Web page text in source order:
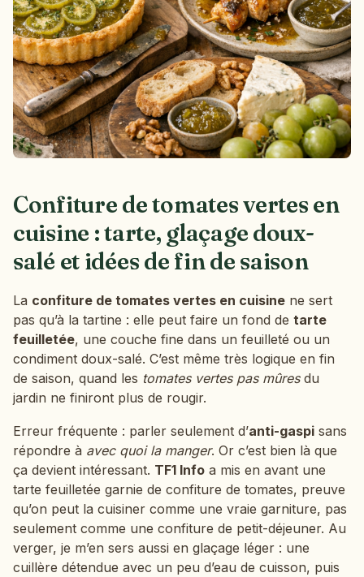
Confiture de tomates vertes en
cuisine : tarte, glaçage doux-
salé et idées de fin de saison
La confiture de tomates vertes en cuisine ne sert
pas qu’à la tartine : elle peut faire un fond de tarte
feuilletée, une couche fine dans un feuilleté ou un
condiment doux-salé. C’est même très logique en fin
de saison, quand les tomates vertes pas mûresdu
jardin ne finiront plus de rougir.
Erreur fréquente : parler seulement d’anti-gaspi sans
répondre à avec quoi la manger. Or c’est bien là que
ça devient intéressant. TF1 Info a mis en avant une
tarte feuilletée garnie de confiture de tomates, preuve
qu’on peut la cuisiner comme une vraie garniture, pas
seulement comme une confiture de petit-déjeuner. Au
verger, je m’en sers aussi en glaçage léger : une
cuillère détendue avec un peu d’eau de cuisson, puis